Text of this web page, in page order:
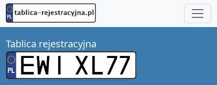
Tablica rejestracyjna